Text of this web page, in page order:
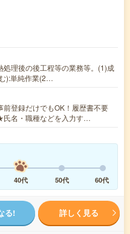
処理後の後工程等の業務等。(1)成
):単純作業(2…
登録だけでもOK！履歴書不要
名・職種などを入力す…
40代 50代 60代
る! 詳しく見る